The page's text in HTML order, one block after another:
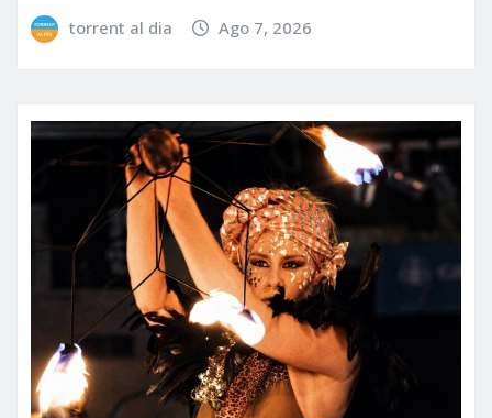
torrent al dia Ago 7, 2026